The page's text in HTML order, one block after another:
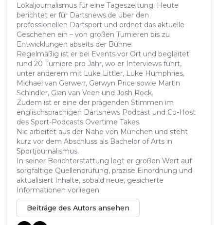
Lokaljournalismus für eine Tageszeitung. Heute
berichtet er für Dartsnews.de über den
professionellen Dartsport und ordnet das aktuelle
Geschehen ein – von großen Turnieren bis zu
Entwicklungen abseits der Bühne.
Regelmäßig ist er bei Events vor Ort und begleitet
rund 20 Turniere pro Jahr, wo er Interviews führt,
unter anderem mit Luke Littler, Luke Humphries,
Michael van Gerwen, Gerwyn Price sowie Martin
Schindler, Gian van Veen und Josh Rock.
Zudem ist er eine der prägenden Stimmen im
englischsprachigen Dartsnews Podcast und Co-Host
des Sport-Podcasts Overtime Takes.
Nic arbeitet aus der Nähe von München und steht
kurz vor dem Abschluss als Bachelor of Arts in
Sportjournalismus.
In seiner Berichterstattung legt er großen Wert auf
sorgfältige Quellenprüfung, präzise Einordnung und
aktualisiert Inhalte, sobald neue, gesicherte
Informationen vorliegen.
Beiträge des Autors ansehen